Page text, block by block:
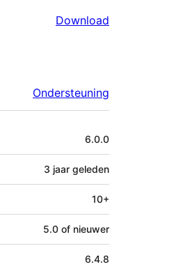
Download
Ondersteuning
6.0.0
3 jaar geleden
10+
5.0 of nieuwer
6.4.8